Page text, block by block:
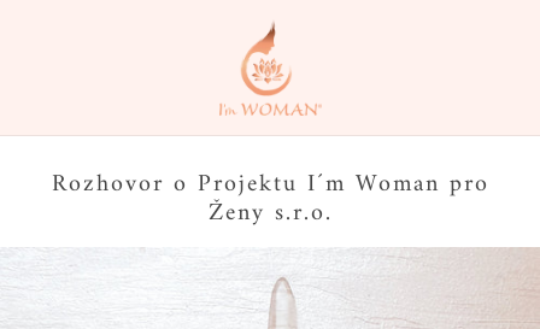
Rozhovor o Projektu I´m Woman pro
Ženy s.r.o.